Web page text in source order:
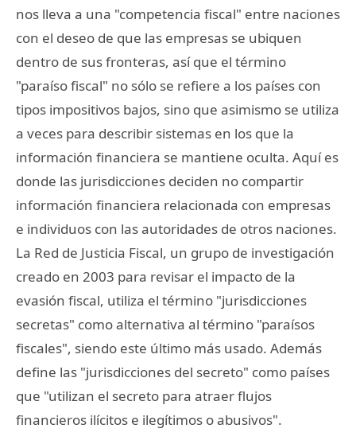
nos lleva a una "competencia fiscal" entre naciones
con el deseo de que las empresas se ubiquen
dentro de sus fronteras, así que el término
"paraíso fiscal" no sólo se refiere a los países con
tipos impositivos bajos, sino que asimismo se utiliza
a veces para describir sistemas en los que la
información financiera se mantiene oculta. Aquí es
donde las jurisdicciones deciden no compartir
información financiera relacionada con empresas
e individuos con las autoridades de otros naciones.
La Red de Justicia Fiscal, un grupo de investigación
creado en 2003 para revisar el impacto de la
evasión fiscal, utiliza el término "jurisdicciones
secretas" como alternativa al término "paraísos
fiscales", siendo este último más usado. Además
define las "jurisdicciones del secreto" como países
que "utilizan el secreto para atraer flujos
financieros ilícitos e ilegítimos o abusivos".